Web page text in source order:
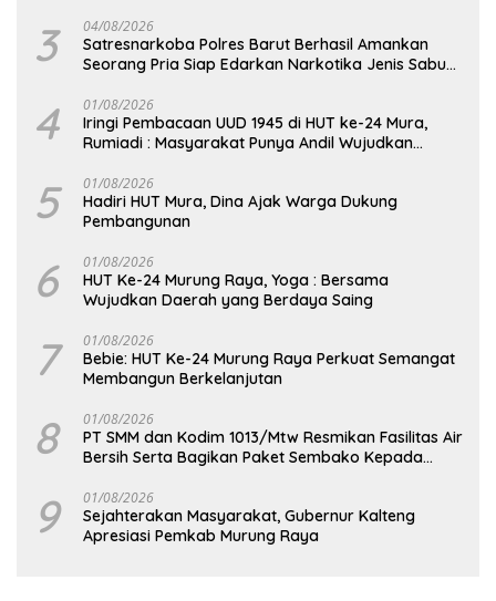
3 04/08/2026
Satresnarkoba Polres Barut Berhasil Amankan
Seorang Pria Siap Edarkan Narkotika Jenis Sabu
4 01/08/2026
Iringi Pembacaan UUD 1945 di HUT ke-24 Mura,
Rumiadi : Masyarakat Punya Andil Wujudkan
5 01/08/2026
Hadiri HUT Mura, Dina Ajak Warga Dukung
Pembangunan
6 01/08/2026
HUT Ke-24 Murung Raya, Yoga : Bersama
Wujudkan Daerah yang Berdaya Saing
7 01/08/2026
Bebie: HUT Ke-24 Murung Raya Perkuat Semangat
Membangun Berkelanjutan
8 01/08/2026
PT SMM dan Kodim 1013/Mtw Resmikan Fasilitas Air
Bersih Serta Bagikan Paket Sembako Kepada
9 01/08/2026
Sejahterakan Masyarakat, Gubernur Kalteng
Apresiasi Pemkab Murung Raya